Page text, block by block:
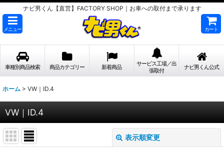
ナビ男くん【直営】FACTORY SHOP｜お車への取付まで承ります
メニュー カート
車種別商品検索 商品カテゴリー 新着商品
サービス工場／出
張取付
ナビ男くん公式
ホーム > VW｜ID.4
VW｜ID.4
表示順変更